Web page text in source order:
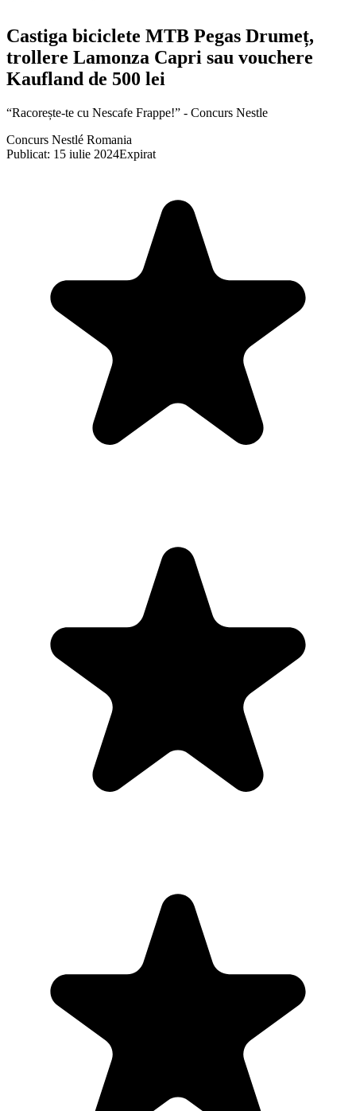
Castiga biciclete MTB Pegas Drumeț,
trollere Lamonza Capri sau vouchere
Kaufland de 500 lei
“Racorește-te cu Nescafe Frappe!” - Concurs Nestle
Concurs Nestlé Romania
Publicat: 15 iulie 2024Expirat